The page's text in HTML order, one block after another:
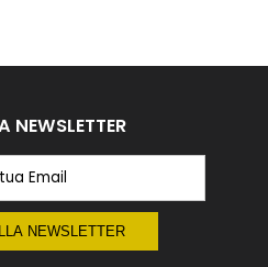
NEWSLETTER